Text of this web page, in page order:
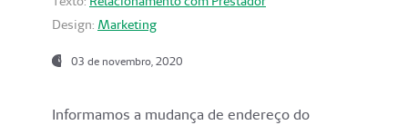
Design: Marketing
03 de novembro, 2020
Informamos a mudança de endereço do